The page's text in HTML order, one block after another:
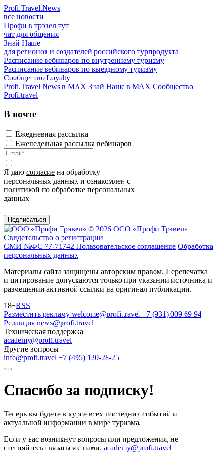
Profi.Travel.News
все новости
Профи в трэвел тут
чат для общения
Знай Наше
для регионов и создателей российского турпродукта
Расписание вебинаров по внутреннему туризму
Расписание вебинаров по выездному туризму
Сообщество Loyalty
Profi.Travel News в MAX Знай Наше в MAX Сообщество
Profi.travel
В почте
Ежедневная рассылка
Еженедельная рассылка вебинаров
Я даю согласие на обработку
персональных данных и ознакомлен с
политикой по обработке персональных
данных
Подписаться
© 2026 ООО «Профи Трэвeл»
Свидетельство о регистрации
СМИ №ФС 77-71742 Пользовательское соглашение Обработка
персональных данных
Материалы сайта защищены авторским правом. Перепечатка
и цитирование допускаются только при указании источника и
размещении активной ссылки на оригинал публикации.
18+RSS
Разместить рекламу welcome@profi.travel +7 (931) 009 69 94
Редакция news@profi.travel
Техническая поддержка
academy@profi.travel
Другие вопросы
info@profi.travel +7 (495) 120-28-25
Спасибо за подписку!
Теперь вы будете в курсе всех последних событий и
актуальной информации в мире туризма.
Если у вас возникнут вопросы или предложения, не
стесняйтесь связаться с нами: academy@profi.travel